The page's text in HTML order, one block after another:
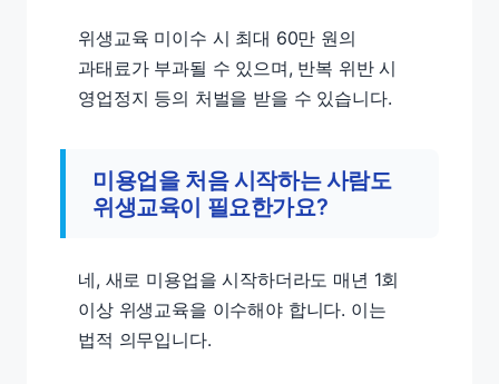
위생교육 미이수 시 최대 60만 원의
과태료가 부과될 수 있으며, 반복 위반 시
영업정지 등의 처벌을 받을 수 있습니다.
미용업을 처음 시작하는 사람도
위생교육이 필요한가요?
네, 새로 미용업을 시작하더라도 매년 1회
이상 위생교육을 이수해야 합니다. 이는
법적 의무입니다.